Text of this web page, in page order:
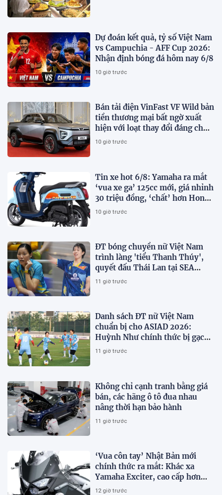
Dự đoán kết quả, tỷ số Việt Nam
vs Campuchia - AFF Cup 2026:
Nhận định bóng đá hôm nay 6/8
10 giờ trước
Bán tải điện VinFast VF Wild bản
tiền thương mại bất ngờ xuất
hiện với loạt thay đổi đáng chú
ý
10 giờ trước
Tin xe hot 6/8: Yamaha ra mắt
‘vua xe ga’ 125cc mới, giá nhỉnh
30 triệu đồng, ‘chất’ hơn Honda
Vision và SH Mode
10 giờ trước
ĐT bóng chuyền nữ Việt Nam
trình làng 'tiểu Thanh Thúy',
quyết đấu Thái Lan tại SEA
V.Cup 2026
11 giờ trước
Danh sách ĐT nữ Việt Nam
chuẩn bị cho ASIAD 2026:
Huỳnh Như chính thức bị gạch
tên
11 giờ trước
Không chỉ cạnh tranh bằng giá
bán, các hãng ô tô đua nhau
nâng thời hạn bảo hành
11 giờ trước
‘Vua côn tay’ Nhật Bản mới
chính thức ra mắt: Khác xa
Yamaha Exciter, cao cấp hơn
Honda Winner R, giá rẻ so với
12 giờ trước